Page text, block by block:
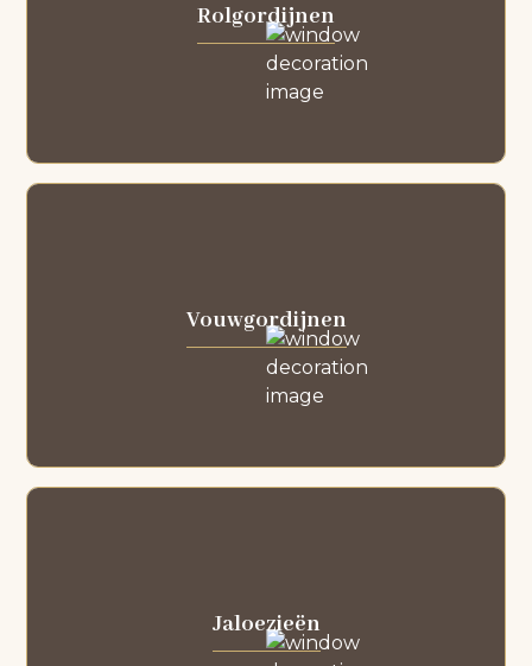
Rolgordijnen
Vouwgordijnen
Jaloezieën